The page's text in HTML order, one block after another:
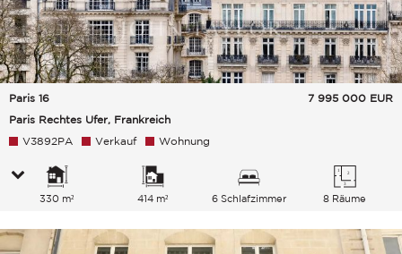
Paris 16
Paris Rechtes Ufer, Frankreich
7 995 000 EUR
V3892PA Verkauf Wohnung
330 m² 414 m² 6 Schlafzimmer 8 Räume